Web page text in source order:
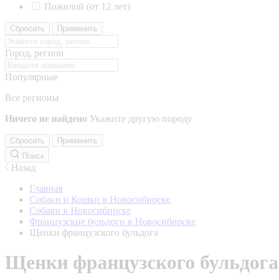
Пожилой (от 12 лет)
Сбросить Применить
Город, регион
Популярные
Все регионы
Ничего не найдено Укажите другую породу
Сбросить
Применить
Поиск
Назад
Главная
Собаки и Кошки в Новосибирске
Собаки в Новосибирске
Французские бульдоги в Новосибирске
Щенки французского бульдога
Щенки французского бульдога